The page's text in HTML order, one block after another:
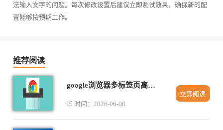
法输入文字的问题。每次修改设置后建议立即测试效果，确保新的配
置能够按预期工作。
推荐阅读
google浏览器多标签页高效切换操作经验实操教程
时间：2026-06-08
立即阅读